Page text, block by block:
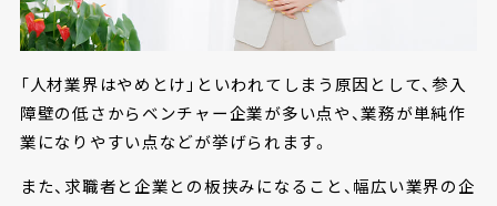
「人材業界はやめとけ」といわれてしまう原因として、参入
障壁の低さからベンチャー企業が多い点や、業務が単純作
業になりやすい点などが挙げられます。
また、求職者と企業との板挟みになること、幅広い業界の企